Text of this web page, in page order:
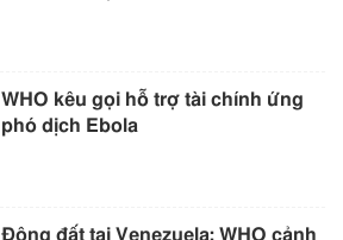
WHO kêu gọi hỗ trợ tài chính ứng
phó dịch Ebola
Động đất tại Venezuela: WHO cảnh